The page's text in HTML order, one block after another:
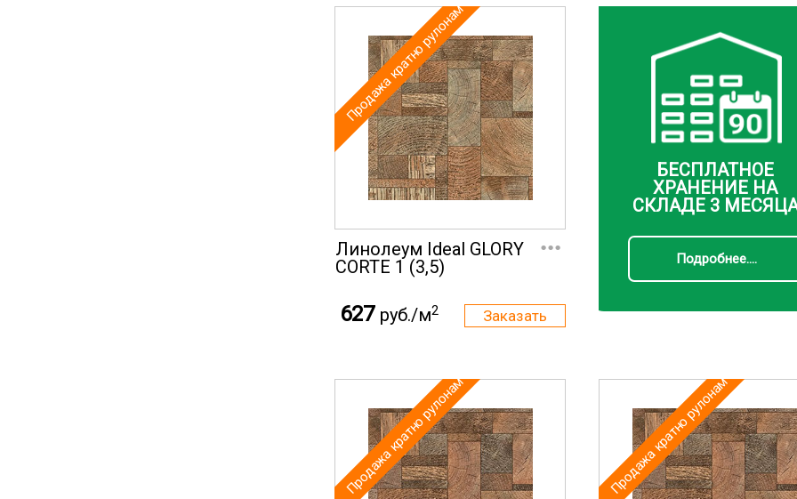
Продажа кратно рулонам
Линолеум Ideal GLORY
CORTE 1 (3,5)
...
627 руб./м2
БЕСПЛАТНОЕ
ХРАНЕНИЕ НА
СКЛАДЕ 3
Подробнее....
Продажа кратно рулонам Продажа кратно рулонам